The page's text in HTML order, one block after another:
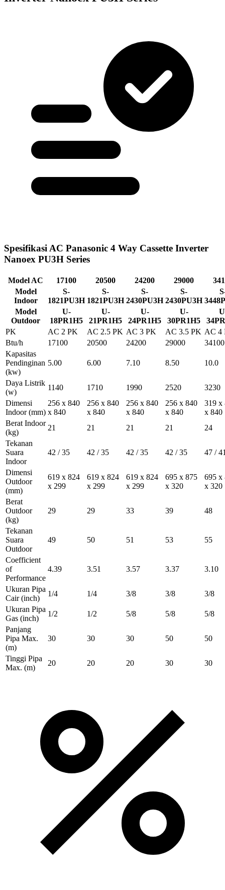
Spesifikasi AC Panasonic 4 Way Cassette Inverter
Nanoex PU3H Series
Model AC 17100 20500 24200 29000
Model
Indoor
S-
1821PU3H
S-
1821PU3H
S-
2430PU3H
S-
2430PU3H
Model
Outdoor
U-
18PR1H5
U-
21PR1H5
U-
24PR1H5
U-
30PR1H5
PK
AC 2 PK AC 2.5 PK AC 3 PK AC 3.5 PK AC 4
Btu/h
17100 20500 24200 29000
34100
Kapasitas
Pendinginan
(kw)
5.00 6.00 7.10 8.50 10.0
Daya Listrik
(w)
1140 1710 1990 2520
3230
Dimensi
Indoor(mm)
256 x 840
x 840
256 x 840
x 840
256 x 840
x 840
256 x 840
x 840
319 x
x 840
Berat Indoor
(kg)
21 21 21 21
24
Tekanan
Suara
Indoor
42 / 35 42 / 35 42 / 35 42 / 35 47 /
Dimensi
Outdoor
(mm)
619 x 824
x 299
619 x 824
x 299
619 x 824
x 299
695 x 875
x 320
695 x
x 320
Berat
Outdoor
(kg)
29 29 33 39 48
Tekanan
Suara
Outdoor
49 50 51 53 55
Coefficient
of
Performance
4.39 3.51 3.57 3.37 3.10
Ukuran Pipa
Cair(inch)
1/4 1/4 3/8 3/8
3/8
Ukuran Pipa
Gas (inch)
1/2 1/2 5/8 5/8
5/8
Panjang
Pipa Max.
(m)
30 30 30 50 50
Tinggi Pipa
Max. (m)
20 20 20 30 30